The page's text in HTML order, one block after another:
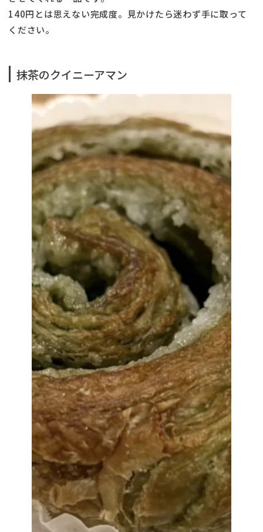
140円とは思えない完成度。見かけたら迷わず手に取って
ください。
抹茶のクイニーアマン